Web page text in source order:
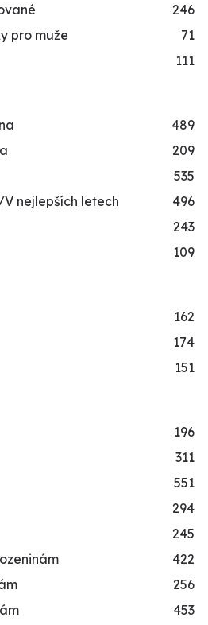
246
pro muže
71
111
489
209
535
nejlepších letech
496
243
109
162
174
151
196
311
551
294
245
422
256
453